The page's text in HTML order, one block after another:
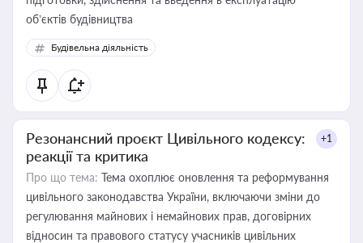
об’єктів будівництва
Будівельна діяльність
Резонансний проєкт Цивільного кодексу:
реакції та критика
+1
Про що тема: Тема охоплює оновлення та реформування
цивільного законодавства України, включаючи зміни до
регулювання майнових і немайнових прав, договірних
відносин та правового статусу учасників цивільних